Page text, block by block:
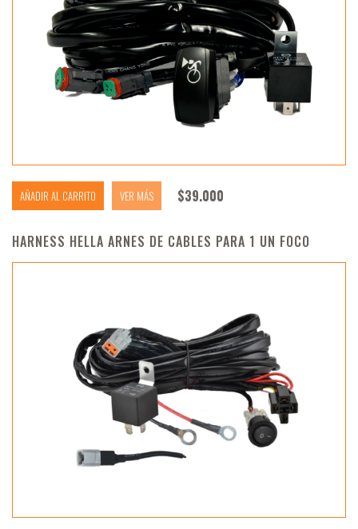
AÑADIR AL CARRITO VER MÁS $39.000
HARNESS HELLA ARNES DE CABLES PARA 1 UN FOCO